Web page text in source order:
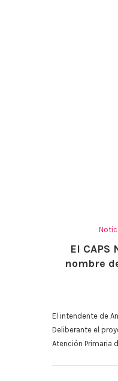
El
nombre
El intendente de
Deliberante el
Atención Primaria